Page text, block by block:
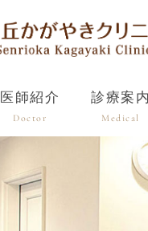
医師紹介
Doctor
診療案内
Medical